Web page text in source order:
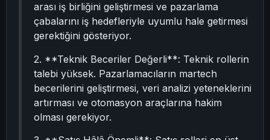
arası iş birliğini geliştirmesi ve pazarlama
çabalarını iş hedefleriyle uyumlu hale getirmesi
gerektiğini gösteriyor.
2. **Teknik Beceriler Değerli**: Teknik rollerin
talebi yüksek. Pazarlamacıların martech
becerilerini geliştirmesi, veri analizi yeteneklerini
artırması ve otomasyon araçlarına hakim
olması gerekiyor.